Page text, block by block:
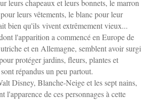
leurs chapeaux et leurs bonnets, le marron
leurs vêtements, le blanc pour leur
bien qu'ils vivent extrêmement vieux...
l'apparition a commencé en Europe de
et en Allemagne, semblent avoir surgi
protéger jardins, fleurs, plantes et
répandus un peu partout.
Disney, Blanche-Neige et les sept nains,
l'apparence de ces personnages à cette